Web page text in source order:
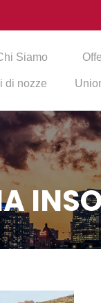
Siamo
di nozze